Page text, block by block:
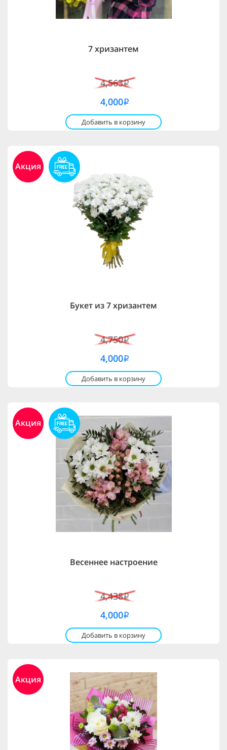
7 хризантем
4,563i
4,000i
Добавить в корзину
Акция
Букет из 7 хризантем
4,750i
4,000i
Добавить в корзину
Акция
Весеннее настроение
4,438i
4,000i
Добавить в корзину
Акция